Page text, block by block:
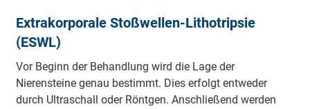
Extrakorporale Stoßwellen-Lithotripsie
(ESWL)
Vor Beginn der Behandlung wird die Lage der
Nierensteine genau bestimmt. Dies erfolgt entweder
durch Ultraschall oder Röntgen. Anschließend werden